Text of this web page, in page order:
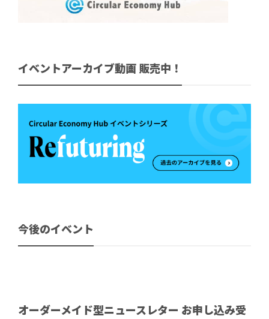
イベントアーカイブ動画 販売中！
今後のイベント
オーダーメイド型ニュースレター お申し込み受